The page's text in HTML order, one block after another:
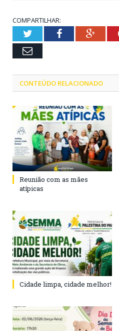
COMPARTILHAR:
TwitterFacebook
Email
CONTEÚDO RELACIONADO
Reunião com as mães
atípicas
Cidade limpa, cidade melhor!